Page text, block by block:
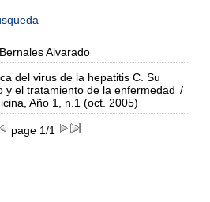
Alvarado
del virus de la hepatitis C. Su
y el tratamiento de la enfermedad /
Año 1, n.1 (oct. 2005)
page 1/1